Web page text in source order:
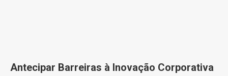
Antecipar Barreiras à Inovação Corporativa